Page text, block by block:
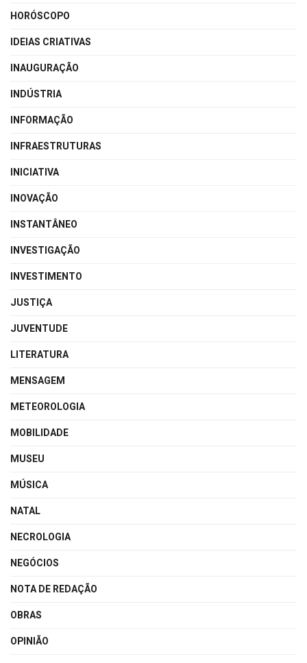
HORÓSCOPO
IDEIAS CRIATIVAS
INAUGURAÇÃO
INDÚSTRIA
INFORMAÇÃO
INFRAESTRUTURAS
INICIATIVA
INOVAÇÃO
INSTANTÂNEO
INVESTIGAÇÃO
INVESTIMENTO
JUSTIÇA
JUVENTUDE
LITERATURA
MENSAGEM
METEOROLOGIA
MOBILIDADE
MUSEU
MÚSICA
NATAL
NECROLOGIA
NEGÓCIOS
NOTA DE REDAÇÃO
OBRAS
OPINIÃO